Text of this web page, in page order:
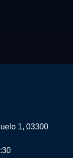
1, 03300